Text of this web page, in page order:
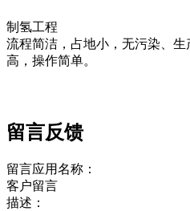
制氢工程
流程简洁，占地小，无污染、
高，操作简单。
留言反馈
留言应用名称：
客户留言
描述：